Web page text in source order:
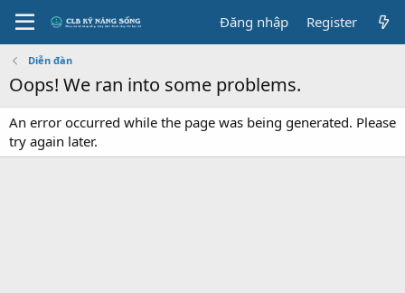
Đăng nhập Register
Diễn đàn
Oops! We ran into some problems.
An error occurred while the page was being generated. Please
try again later.